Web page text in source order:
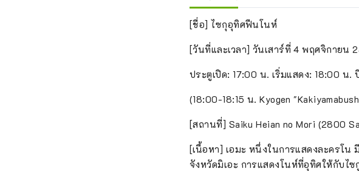
[ชื่อ] ไซกุอุทิศฟืนโนห์
[วันที่และเวลา] วันเสาร์ที่ 4 พฤศจิกายน
ประตูเปิด: 17:00 น. เริ่มแสดง: 18:00 น.
(18:00-18:15 น. Kyogen
[สถานที่] Saiku Heian no Mori (2800
[เนื้อหา] เอมะ หนึ่งในการแสดงละครโน
จังหวัดมิเอะ การแสดงโนห์ที่อุทิศให้กับไ